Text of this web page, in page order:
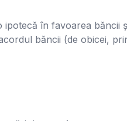
ipotecă în favoarea băncii
băncii (de obicei,